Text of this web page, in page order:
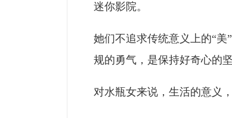
迷你影院。
她们不追求传统意义上的“
规的勇气，是保持好奇心的
对水瓶女来说，生活的意义